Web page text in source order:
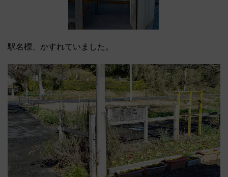
駅名標、かすれていました。